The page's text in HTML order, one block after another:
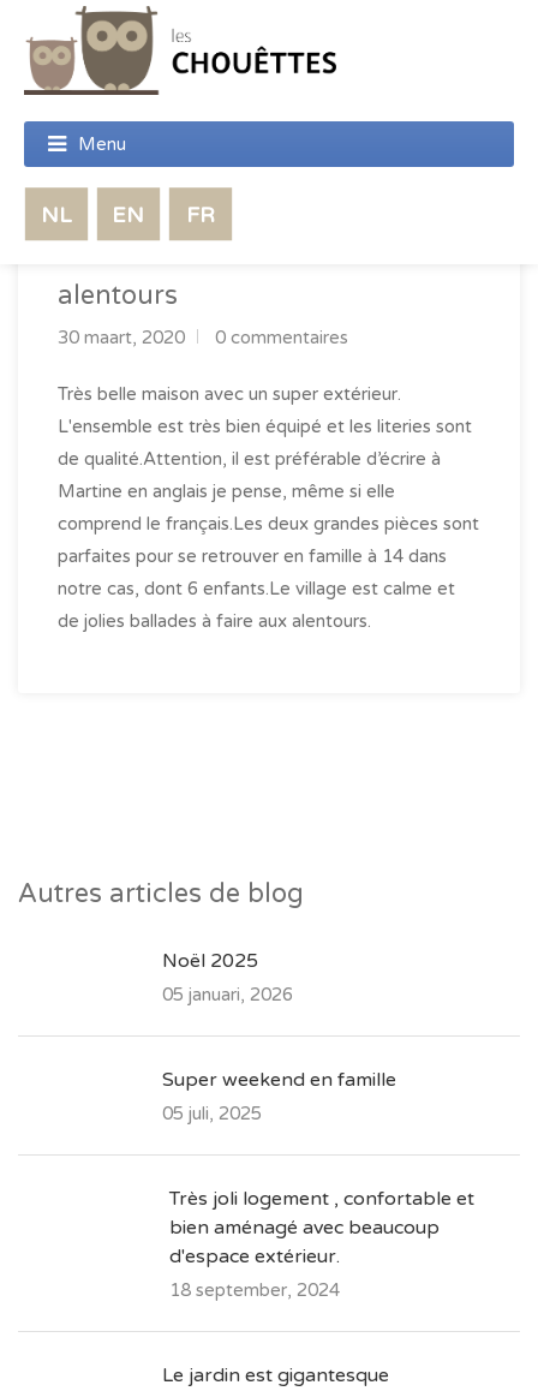
alentours
30 maart, 2020 0 commentaires
Très belle maison avec un super extérieur.
L'ensemble est très bien équipé et les literies sont
de qualité.Attention, il est préférable d’écrire à
Martine en anglais je pense, même si elle
comprend le français.Les deux grandes pièces sont
parfaites pour se retrouver en famille à 14 dans
notre cas, dont 6 enfants.Le village est calme et
de jolies ballades à faire aux alentours.
Autres articles de blog
Noël 2025
05 januari, 2026
Super weekend en famille
05 juli, 2025
Très joli logement , confortable et
bien aménagé avec beaucoup
d'espace extérieur.
18 september, 2024
Le jardin est gigantesque